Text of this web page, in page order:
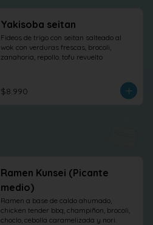
Yakisoba seitan
Fideos de trigo con seitan salteado al
wok con verduras frescas, brocoli,
zanahoria, repollo. tofu revuelto
$8.990
Ramen Kunsei (Picante
medio)
Ramen a base de caldo ahumado,
chicken tender bbq, champiñon, brocoli,
choclo, cebolla caramelizada y nori.